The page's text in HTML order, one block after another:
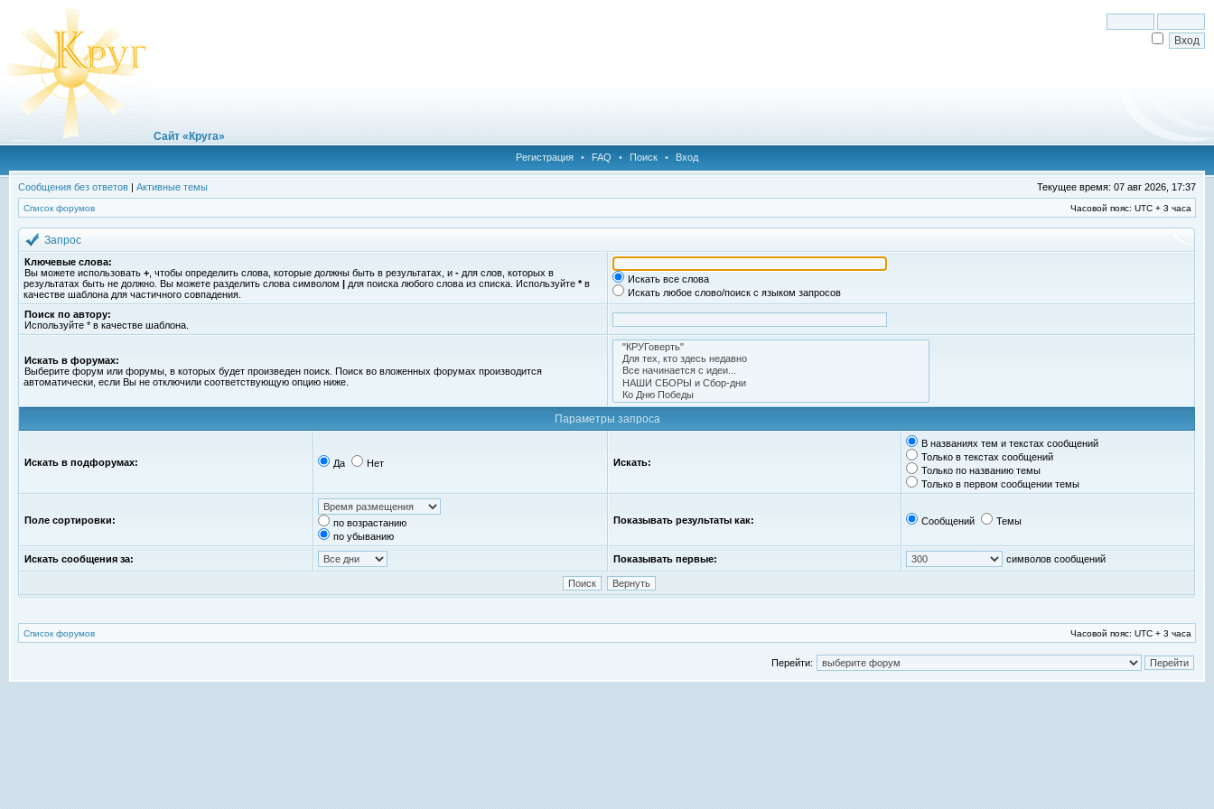
Сайт «Круга»
Регистрация • FAQ • Поиск • Вход
Сообщения без ответов | Активные темы Текущее время: 07 авг 2026, 17:37
Список форумов Часовой пояс: UTC + 3 часа
Запрос
Ключевые слова:
Вы можете использовать + , чтобы определить слова, которые должны быть в результатах, и - для слов, которых в
результатах быть не должно. Вы можете разделить слова символом | для поиска любого слова из списка. Используйте *в
качестве шаблона для частичного совпадения.
Искать все слова
Искать любое слово/поиск с языком запросов
Поиск по автору:
Используйте * в качестве шаблона.
Искать в форумах:
Выберите форум или форумы, в которых будет произведен поиск. Поиск во вложенных форумах производится
автоматически, если Вы не отключили соответствующую опцию ниже.
Параметры запроса
Искать в подфорумах: Да Нет Искать:
В названиях тем и текстах сообщений
Только в текстах сообщений
Только по названию темы
Только в первом сообщении темы
Поле сортировки:
по возрастанию
по убыванию
Показывать результаты как: Сообщений Темы
Искать сообщения за: Показывать первые: символов сообщений
Список форумов Часовой пояс: UTC + 3 часа
Перейти: